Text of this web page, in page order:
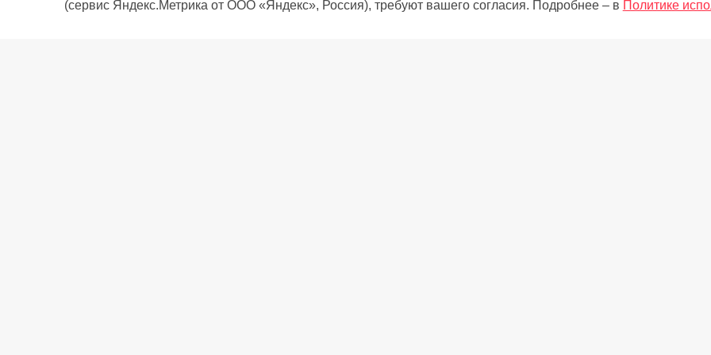
(сервис Яндекс.Метрика от ООО «Яндекс», Россия), требуют вашего согласия. Подробнее – в Политике